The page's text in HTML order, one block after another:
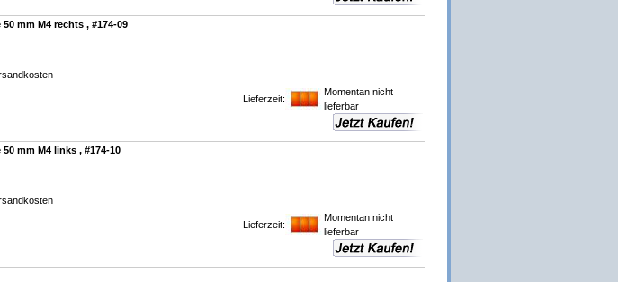
mm M4 rechts , #174-09
Lieferzeit:
Momentan nicht
lieferbar
mm M4 links , #174-10
Lieferzeit:
Momentan nicht
lieferbar